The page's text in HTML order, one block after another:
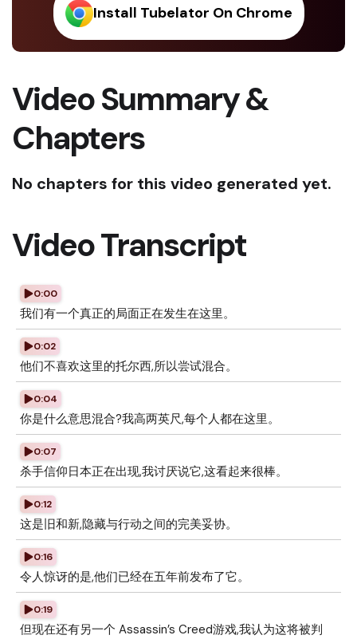
Install Tubelator On Chrome
Video Summary &
Chapters
No chapters for this video generated yet.
Video Transcript
0:00
我们有一个真正的局面正在发生在这里。
0:02
他们不喜欢这里的托尔西,所以尝试混合。
0:04
你是什么意思混合?我高两英尺,每个人都在这里。
0:07
杀手信仰日本正在出现,我讨厌说它,这看起来很棒。
0:12
这是旧和新,隐藏与行动之间的完美妥协。
0:16
令人惊讶的是,他们已经在五年前发布了它。
0:19
但现在还有另一个 Assassin’s Creed游戏,我认为这将被判